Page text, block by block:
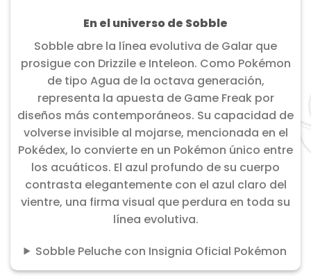
En el universo de Sobble
Sobble abre la línea evolutiva de Galar que
prosigue con Drizzile e Inteleon. Como Pokémon
de tipo Agua de la octava generación,
representa la apuesta de Game Freak por
diseños más contemporáneos. Su capacidad de
volverse invisible al mojarse, mencionada en el
Pokédex, lo convierte en un Pokémon único entre
los acuáticos. El azul profundo de su cuerpo
contrasta elegantemente con el azul claro del
vientre, una firma visual que perdura en toda su
línea evolutiva.
Sobble Peluche con Insignia Oficial Pokémon